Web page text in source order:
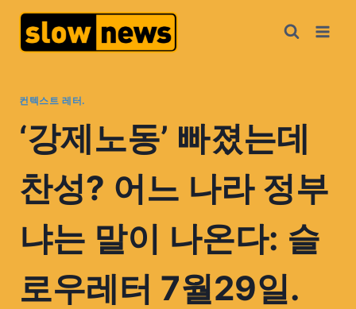
컨텍스트 레터.
‘강제노동’ 빠졌는데
찬성? 어느 나라 정부
냐는 말이 나온다: 슬
로우레터 7월29일.